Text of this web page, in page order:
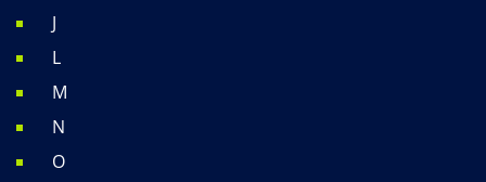
J
L
M
N
O